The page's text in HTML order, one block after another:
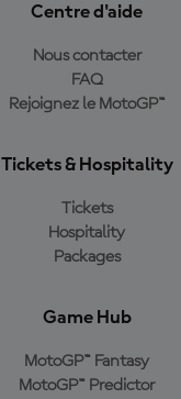
Centre d'aide
Nous contacter
FAQ
Rejoignez le MotoGP™
Tickets & Hospitality
Tickets
Hospitality
Packages
Game Hub
MotoGP™ Fantasy
MotoGP™ Predictor